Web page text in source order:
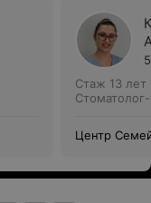
Стаж 13 лет
Центр